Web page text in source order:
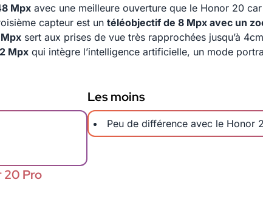
Mpx avec une meilleure ouverture que le Honor 20
capteur est un téléobjectif de 8 Mpx avec un
sert aux prises de vue très rapprochées jusqu’à
Mpx qui intègre l’intelligence artificielle, un mode
Les moins
Peu de différence avec le Honor
20 Pro